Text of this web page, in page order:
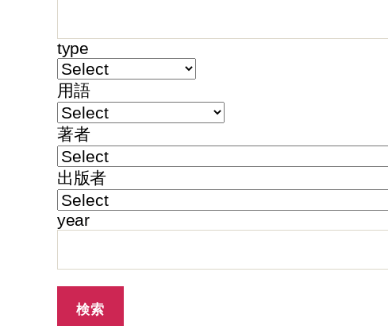
type
用語
著者
出版者
year